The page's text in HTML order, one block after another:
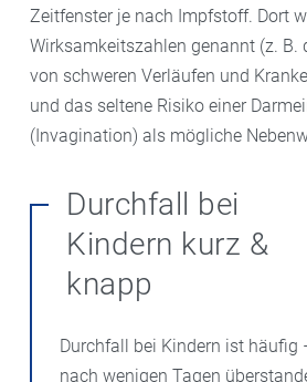
Zeitfenster je nach Impfstoff. Dort
Wirksamkeitszahlen genannt (z. B.
von schweren Verläufen und
und das seltene Risiko einer
(Invagination) als mögliche
Durchfall bei
Kindern kurz &
knapp
Durchfall bei Kindern ist häufig
nach wenigen Tagen